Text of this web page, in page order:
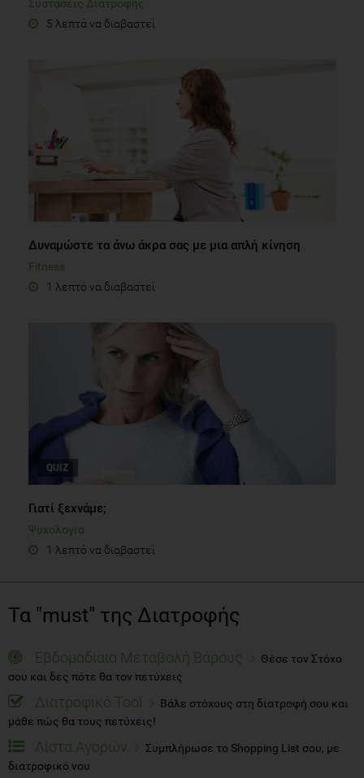
Συστάσεις Διατροφής
5 λεπτά να διαβαστεί
Δυναμώστε τα άνω άκρα σας με μια απλή κίνηση
Fitness
1 λεπτό να διαβαστεί
QUIZ
Γιατί ξεχνάμε;
Ψυχολογία
1 λεπτό να διαβαστεί
Τα "must" της Διατροφής
Εβδομαδίαια Μεταβολή Βάρους
Θέσε τον Στόχο
σου και δες πότε θα τον πετύχεις
Διατροφικό Tool
Βάλε στόχους στη διατροφή σου και
μάθε πώς θα τους πετύχεις!
Λίστα Αγορών
Συμπλήρωσε το Shopping List σου, με
διατροφικό νου